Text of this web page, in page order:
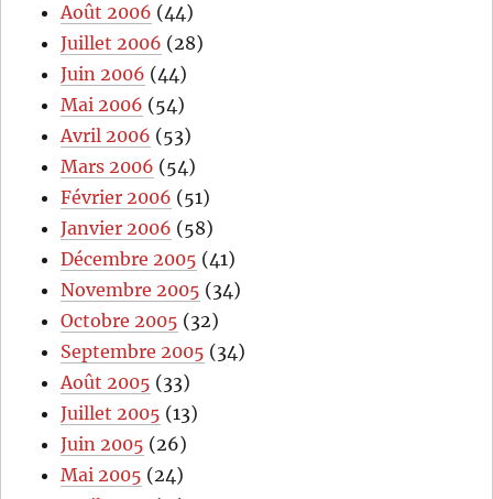
Août 2006 (44)
Juillet 2006 (28)
Juin 2006 (44)
Mai 2006 (54)
Avril 2006 (53)
Mars 2006 (54)
Février 2006 (51)
Janvier 2006 (58)
Décembre 2005 (41)
Novembre 2005 (34)
Octobre 2005 (32)
Septembre 2005 (34)
Août 2005 (33)
Juillet 2005 (13)
Juin 2005 (26)
Mai 2005 (24)